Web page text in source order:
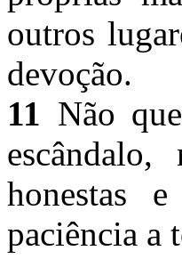
outros
devoção.
11 Não
honestas
paciência a